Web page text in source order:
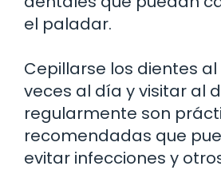
el paladar.
Cepillarse los dientes
veces al día y visitar al
regularmente son
recomendadas que
evitar infecciones y